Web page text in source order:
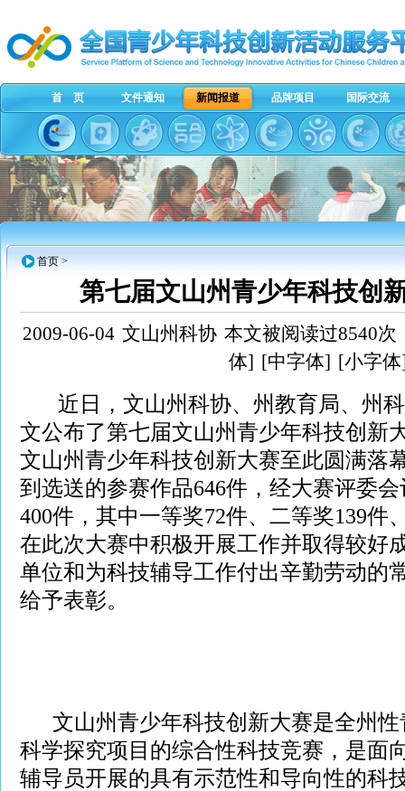
首 页 文件通知 新闻报道 品牌项目 国际交流
首页 >
第七届文山州青少年科技创
2009-06-04 文山州科协 本文被阅读过8540次
体] [中字体] [小字
近日， 文山州科协、州教育局、州
文公布了第七届文山州青少年科技创新
文山州青少年科技创新大赛至此圆满落
到选送的参赛作品646件，经大赛评委
400件，其中一等奖72件、二等奖139件
在此次大赛中积极开展工作并取得较好
单位和为科技辅导工作付出辛勤劳动的
给予表彰。
文山州青少年科技创新大赛是全州性
科学探究项目的综合性科技竞赛，是面
辅导员开展的具有示范性和导向性的科